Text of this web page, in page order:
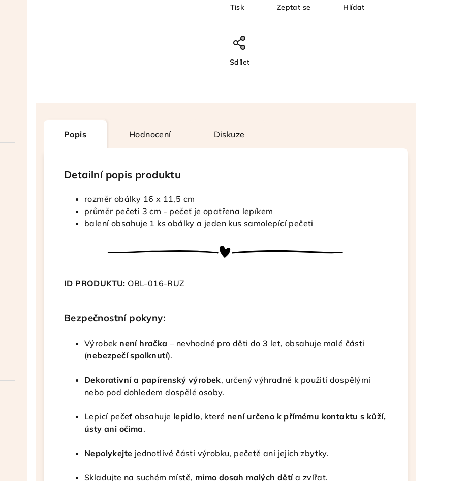
Tisk Zeptat se Hlídat
Sdílet
Popis Hodnocení Diskuze
Detailní popis produktu
rozměr obálky 16 x 11,5 cm
průměr pečeti 3 cm - pečeť je opatřena lepíkem
balení obsahuje 1 ks obálky a jeden kus samolepící pečeti
ID PRODUKTU: OBL-016-RUZ
Bezpečnostní pokyny:
Výrobek není hračka – nevhodné pro děti do 3 let, obsahuje malé části
(nebezpečí spolknutí).
Dekorativní a papírenský výrobek, určený výhradně k použití dospělými
nebo pod dohledem dospělé osoby.
Lepicí pečeť obsahuje lepidlo, které není určeno k přímému kontaktu s kůží,
ústy ani očima.
Nepolykejte jednotlivé části výrobku, pečetě ani jejich zbytky.
Skladujte na suchém místě, mimo dosah malých dětía zvířat.